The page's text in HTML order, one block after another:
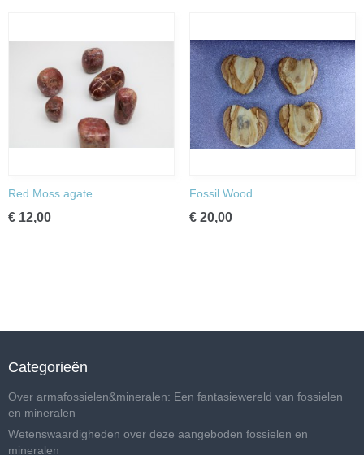
Red Moss agate
€ 12,00
Fossil Wood
€ 20,00
Categorieën
Over armafossielen&mineralen: Een fantasiewereld van fossielen
en mineralen
Wetenswaardigheden over deze aangeboden fossielen en
mineralen